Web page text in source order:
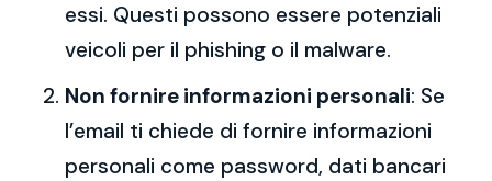
essi. Questi possono essere potenziali
veicoli per il phishing o il malware.
Non fornire informazioni personali: Se
l’email ti chiede di fornire informazioni
personali come password, dati bancari